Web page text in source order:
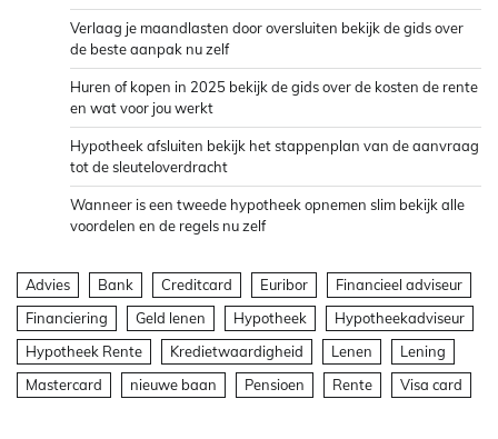
Verlaag je maandlasten door oversluiten bekijk de gids over
de beste aanpak nu zelf
Huren of kopen in 2025 bekijk de gids over de kosten de rente
en wat voor jou werkt
Hypotheek afsluiten bekijk het stappenplan van de aanvraag
tot de sleuteloverdracht
Wanneer is een tweede hypotheek opnemen slim bekijk alle
voordelen en de regels nu zelf
Advies Bank Creditcard Euribor
Financieel adviseur
Financiering
Geld lenen Hypotheek
Hypotheekadviseur
Hypotheek Rente
Kredietwaardigheid Lenen
Lening
Mastercard
nieuwe baan Pensioen Rente Visa card